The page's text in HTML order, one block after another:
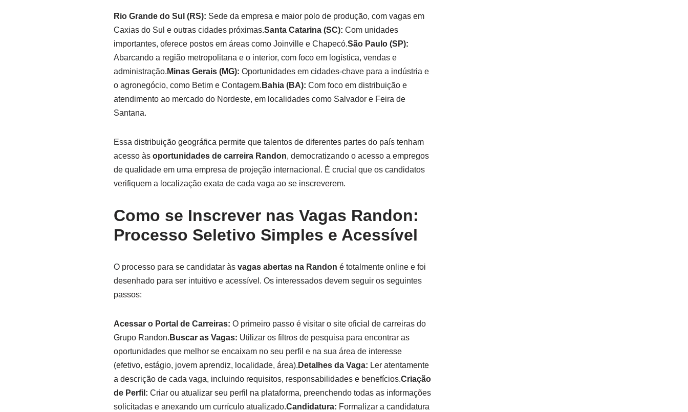
Rio Grande do Sul (RS): Sede da empresa e maior polo de produção, com vagas em
Caxias do Sul e outras cidades próximas.Santa Catarina (SC): Com unidades
importantes, oferece postos em áreas como Joinville e Chapecó.São Paulo (SP):
Abarcando a região metropolitana e o interior, com foco em logística, vendas e
administração. Minas Gerais (MG): Oportunidades em cidades-chave para a indústria e
o agronegócio, como Betim e Contagem. Bahia (BA): Com foco em distribuição e
atendimento ao mercado do Nordeste, em localidades como Salvador e Feira de
Santana.
Essa distribuição geográfica permite que talentos de diferentes partes do país tenham
acesso às oportunidades de carreira Randon, democratizando o acesso a empregos
de qualidade em uma empresa de projeção internacional. É crucial que os candidatos
verifiquem a localização exata de cada vaga ao se inscreverem.
Como se Inscrever nas Vagas Randon:
Processo Seletivo Simples e Acessível
O processo para se candidatar às vagas abertas na Randon é totalmente online e foi
desenhado para ser intuitivo e acessível. Os interessados devem seguir os seguintes
passos:
Acessar o Portal de Carreiras: O primeiro passo é visitar o site oficial de carreiras do
Grupo Randon. Buscar as Vagas: Utilizar os filtros de pesquisa para encontrar as
oportunidades que melhor se encaixam no seu perfil e na sua área de interesse
(efetivo, estágio, jovem aprendiz, localidade, área). Detalhes da Vaga: Ler atentamente
a descrição de cada vaga, incluindo requisitos, responsabilidades e benefícios.Criação
de Perfil: Criar ou atualizar seu perfil na plataforma, preenchendo todas as informações
solicitadas e anexando um currículo atualizado.Candidatura: Formalizar a candidatura